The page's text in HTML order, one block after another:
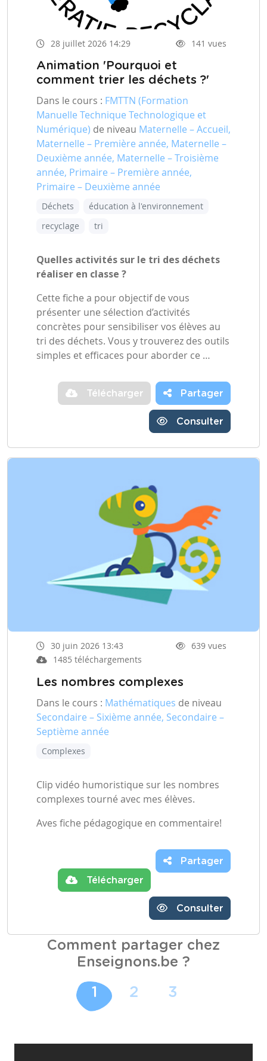
28 juillet 2026 14:29 141 vues
Animation 'Pourquoi et
comment trier les déchets ?'
Dans le cours : FMTTN (Formation
Manuelle Technique Technologique et
Numérique) de niveau Maternelle – Accueil,
Maternelle – Première année, Maternelle –
Deuxième année, Maternelle – Troisième
année, Primaire – Première année,
Primaire – Deuxième année
Déchets
éducation à l'environnement
recyclage
tri
Quelles activités sur le tri des déchets
réaliser en classe ?
Cette fiche a pour objectif de vous
présenter une sélection d’activités
concrètes pour sensibiliser vos élèves au
tri des déchets. Vous y trouverez des outils
simples et efficaces pour aborder ce …
Télécharger Partager
Consulter
30 juin 2026 13:43
639 vues
1485 téléchargements
Les nombres complexes
Dans le cours : Mathématiques de niveau
Secondaire – Sixième année, Secondaire –
Septième année
Complexes
Clip vidéo humoristique sur les nombres
complexes tourné avec mes élèves.
Aves fiche pédagogique en commentaire!
Télécharger
Partager
Consulter
Comment partager chez
Enseignons.be ?
1 2 3